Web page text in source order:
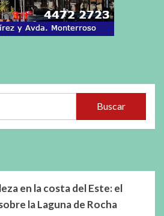
Buscar
en la costa del Este: el
la Laguna de Rocha